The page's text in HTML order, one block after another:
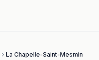
La Chapelle-Saint-Mesmin